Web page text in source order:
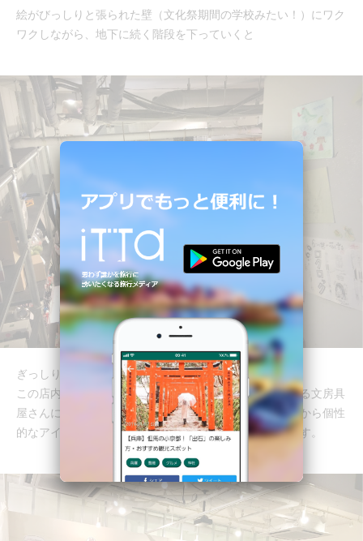
絵がびっしりと張られた壁（文化祭期間の学校みたい！）にワク
ワクしながら、地下に続く階段を下っていくと
ぎっしりと陳列された文房具がお出迎え！
この店内左端のスペースは、実際に購入することができる文房具
屋さんになっているんです。シンプルで使いやすい文具から個性
的なアイテムまで揃っており、夢中で物色してしまいます。